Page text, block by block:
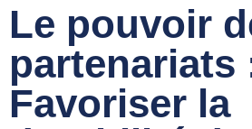
Le pouvoir
partenariats
Favoriser la